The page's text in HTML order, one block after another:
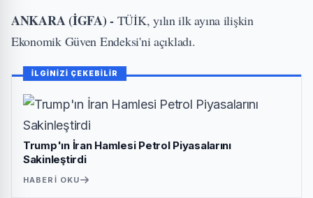
ANKARA (İGFA) - TÜİK, yılın ilk ayına ilişkin
Ekonomik Güven Endeksi'ni açıkladı.
İLGİNİZİ ÇEKEBİLİR
Trump'ın İran Hamlesi Petrol Piyasalarını
Sakinleştirdi
HABERI OKU